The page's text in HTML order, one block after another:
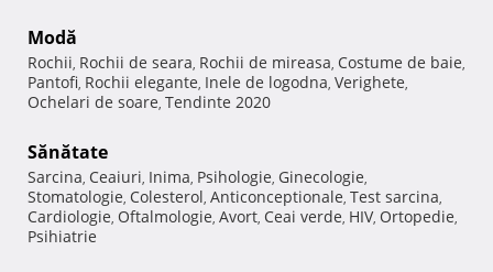
Modă
Rochii, Rochii de seara, Rochii de mireasa, Costume de baie,
Pantofi, Rochii elegante, Inele de logodna, Verighete,
Ochelari de soare, Tendinte 2020
Sănătate
Sarcina, Ceaiuri, Inima, Psihologie, Ginecologie,
Stomatologie, Colesterol, Anticonceptionale, Test sarcina,
Cardiologie, Oftalmologie, Avort, Ceai verde, HIV, Ortopedie,
Psihiatrie